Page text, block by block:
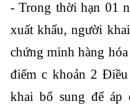
- Trong thời hạn 01
xuất khẩu, người
chứng minh hàng
điểm c khoản 2
khai bổ sung để áp